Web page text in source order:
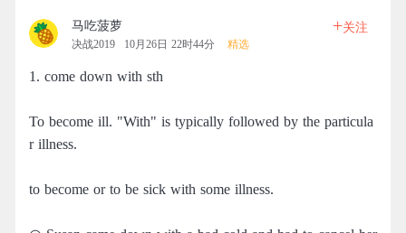
马吃菠萝
决战2019 10月26日 22时44分 精选
+关注
1. come down with sth
To become ill. "With" is typically followed by the particula
r illness.
to become or to be sick with some illness.